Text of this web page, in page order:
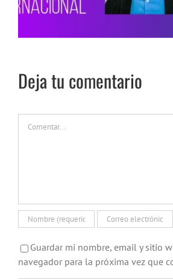
Deja tu comentario
Guardar mi nombre, email y sitio
navegador para la próxima vez que